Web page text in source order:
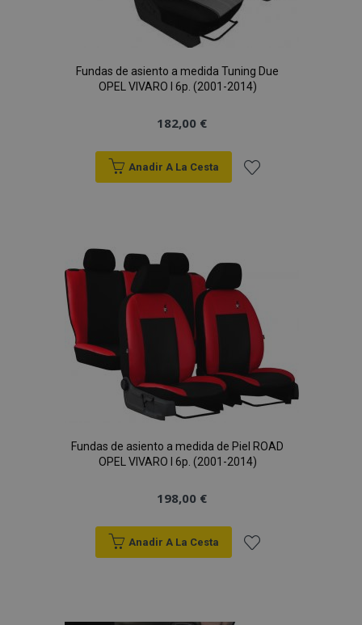
Fundas de asiento a medida Tuning Due
OPEL VIVARO I 6p. (2001-2014)
182,00 €
Anadir A La Cesta
Lista
de
Deseos
Fundas de asiento a medida de Piel ROAD
OPEL VIVARO I 6p. (2001-2014)
198,00 €
Anadir A La Cesta